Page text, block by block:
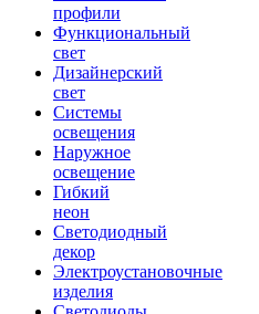
профили
Функциональный
свет
Дизайнерский
свет
Системы
освещения
Наружное
освещение
Гибкий
неон
Светодиодный
декор
Электроустановочные
изделия